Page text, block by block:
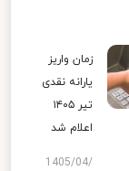
زمان واریز
یارانه نقدی
تیر ۱۴۰۵
اعلام شد
1405/04/